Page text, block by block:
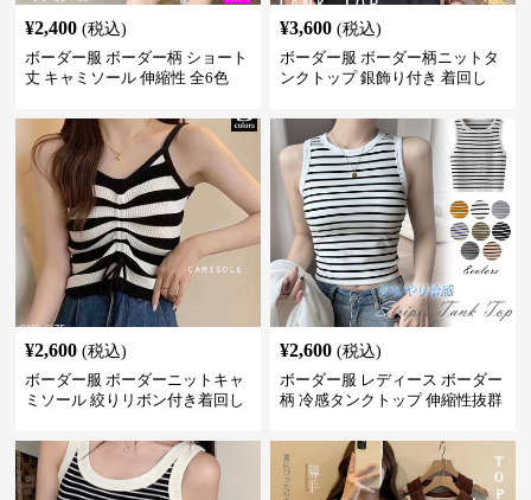
¥2,400 (税込)
ボーダー服 ボーダー柄 ショート
丈 キャミソール 伸縮性 全6色
¥3,600 (税込)
ボーダー服 ボーダー柄ニットタ
ンクトップ 銀飾り付き 着回し
¥2,600 (税込)
ボーダー服 ボーダーニットキャ
ミソール 絞りリボン付き着回し
¥2,600 (税込)
ボーダー服 レディース ボーダー
柄 冷感タンクトップ 伸縮性抜群